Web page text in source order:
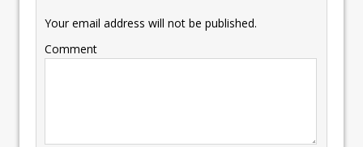
Your email address will not be published.
Comment